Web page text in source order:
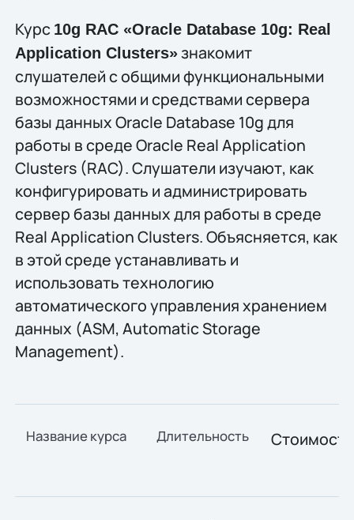
Курс 10g RAC «Oracle Database 10g: Real
Application Clusters»знакомит
слушателей с общими функциональными
возможностями и средствами сервера
базы данных Oracle Database 10g для
работы в среде Oracle Real Application
Clusters (RAC). Слушатели изучают, как
конфигурировать и администрировать
сервер базы данных для работы в среде
Real Application Clusters. Объясняется, как
в этой среде устанавливать и
использовать технологию
автоматического управления хранением
данных (ASM, Automatic Storage
Management).
Название курса Длительность Стоимость